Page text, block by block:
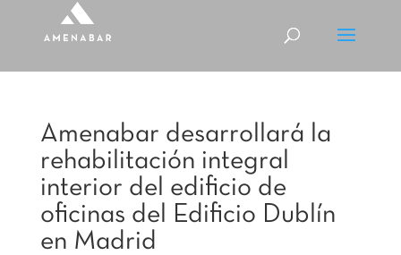
Amenabar desarrollará la
rehabilitación integral
interior del edificio de
oficinas del Edificio Dublín
en Madrid